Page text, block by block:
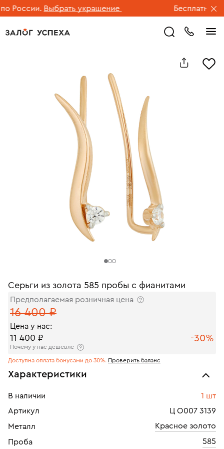
России. Выбрать украшение Бесплатная
Серьги из золота 585 пробы с фианитами
Предполагаемая розничная цена
16 400 ₽
Цена у нас:
11 400 ₽ -30%
Почему у нас дешевле
Доступна оплата бонусами до 30%. Проверить баланс
Характеристики
В наличии
1 шт
Артикул
Ц О007 3139
Металл
Красное золото
Проба
585